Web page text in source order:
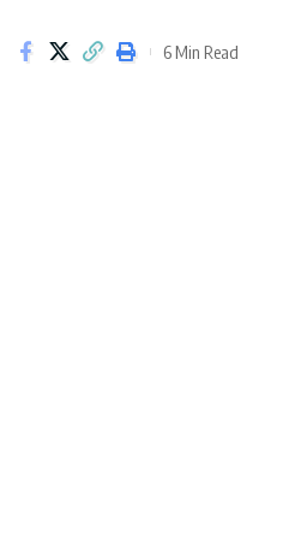
6 Min Read